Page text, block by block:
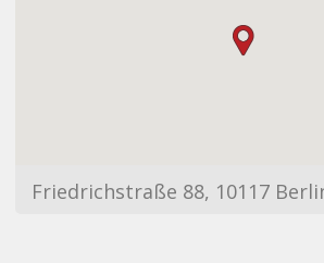
Friedrichstraße 88, 10117